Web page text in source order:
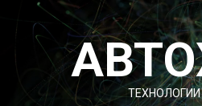
Перейти
содержимому